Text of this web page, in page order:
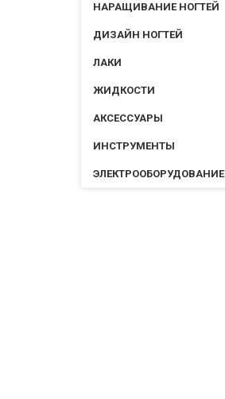
НАРАЩИВАНИЕ НОГТЕЙ
ДИЗАЙН НОГТЕЙ
ЛАКИ
ЖИДКОСТИ
АКСЕССУАРЫ
ИНСТРУМЕНТЫ
ЭЛЕКТРООБОРУДОВАНИЕ